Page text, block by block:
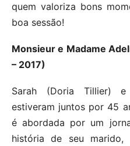
quem valoriza bons
boa sessão!
Monsieur e Madame
– 2017)
Sarah (Doria Tillier)
estiveram juntos por 45
é abordada por um
história de seu marido,